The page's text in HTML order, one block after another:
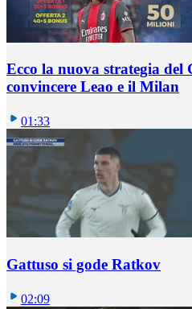
Ecco la nuova strategia del
convincere Leao e il Milan
01:33
Gattuso si gode Ratkov
02:09